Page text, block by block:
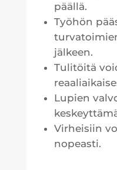
päällä.
Työhön
jälkeen.
Tulitöitä
Lupien
Virheisiin
nopeasti.